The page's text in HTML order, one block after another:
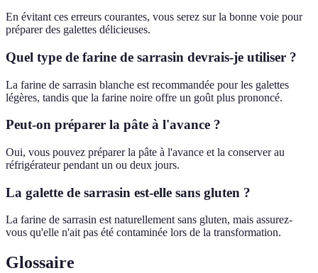
En évitant ces erreurs courantes, vous serez sur la bonne voie pour
préparer des galettes délicieuses.
Quel type de farine de sarrasin devrais-je utiliser ?
La farine de sarrasin blanche est recommandée pour les galettes
légères, tandis que la farine noire offre un goût plus prononcé.
Peut-on préparer la pâte à l'avance ?
Oui, vous pouvez préparer la pâte à l'avance et la conserver au
réfrigérateur pendant un ou deux jours.
La galette de sarrasin est-elle sans gluten ?
La farine de sarrasin est naturellement sans gluten, mais assurez-
vous qu'elle n'ait pas été contaminée lors de la transformation.
Glossaire